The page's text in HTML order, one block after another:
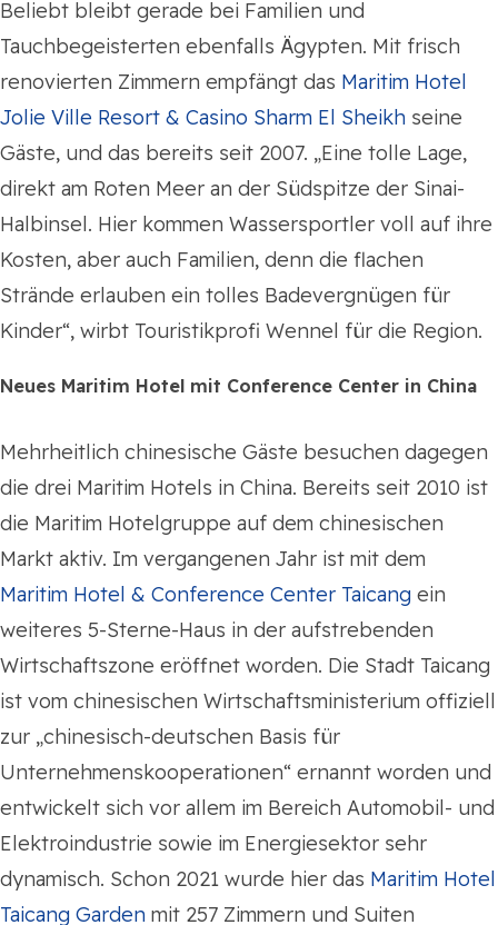
Beliebt bleibt gerade bei Familien und
Tauchbegeisterten ebenfalls Ägypten. Mit frisch
renovierten Zimmern empfängt das Maritim Hotel
Jolie Ville Resort & Casino Sharm El Sheikh seine
Gäste, und das bereits seit 2007. „Eine tolle Lage,
direkt am Roten Meer an der Südspitze der Sinai-
Halbinsel. Hier kommen Wassersportler voll auf ihre
Kosten, aber auch Familien, denn die flachen
Strände erlauben ein tolles Badevergnügen für
Kinder“, wirbt Touristikprofi Wennel für die Region.
Neues Maritim Hotel mit Conference Center in China
Mehrheitlich chinesische Gäste besuchen dagegen
die drei Maritim Hotels in China. Bereits seit 2010 ist
die Maritim Hotelgruppe auf dem chinesischen
Markt aktiv. Im vergangenen Jahr ist mit dem
Maritim Hotel & Conference Center Taicang ein
weiteres 5-Sterne-Haus in der aufstrebenden
Wirtschaftszone eröffnet worden. Die Stadt Taicang
ist vom chinesischen Wirtschaftsministerium offiziell
zur „chinesisch-deutschen Basis für
Unternehmenskooperationen“ ernannt worden und
entwickelt sich vor allem im Bereich Automobil- und
Elektroindustrie sowie im Energiesektor sehr
dynamisch. Schon 2021 wurde hier das Maritim Hotel
Taicang Garden mit 257 Zimmern und Suiten